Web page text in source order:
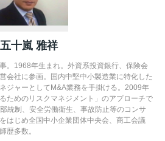
五十嵐 雅祥
。1968年生まれ。外資系投資銀行、保険会
会社に参画。国内中堅中小製造業に特化した
ジャーとしてM&A業務を手掛ける。2009年
ためのリスクマネジメント」のアプローチで
統制、安全労働衛生、事故防止等のコンサ
はじめ全国中小企業団体中央会、商工会議
歴多数。